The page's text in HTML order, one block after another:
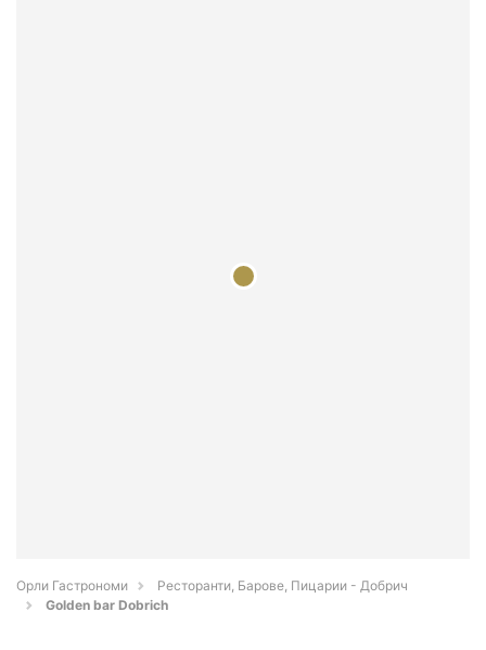
Орли Гастрономи
Ресторанти, Барове, Пицарии - Добрич
Golden bar Dobrich